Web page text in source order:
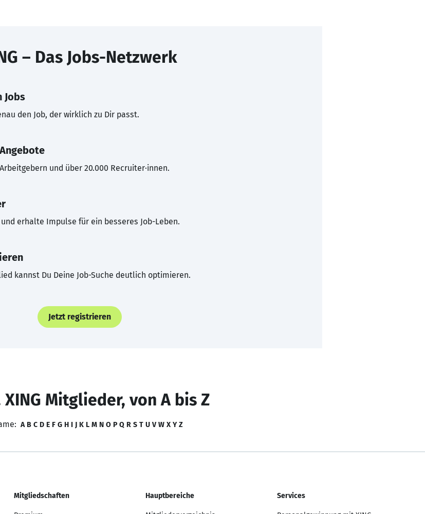
– Das Jobs-Netzwerk
Jobs
den Job, der wirklich zu Dir passt.
und über 20.000 Recruiter·innen.
erhalte Impulse für ein besseres Job-Leben.
kannst Du Deine Job-Suche deutlich optimieren.
Jetzt registrieren
XING Mitglieder, von A bis Z
A B C D E F G H I J K L M N O P Q R S T U V W X Y Z
Mitgliedschaften Hauptbereiche Services